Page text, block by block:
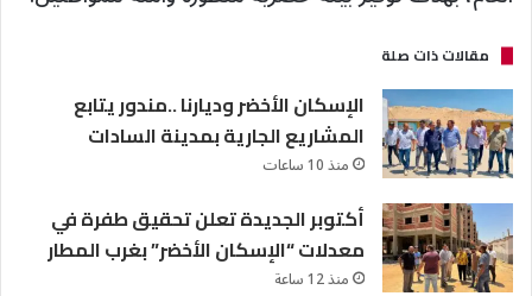
مقالات ذات صلة
الإسكان الأخضر وديارنا ..مندور يتابع
المشاريع الجارية بمدينة السادات
منذ 10 ساعات
أكتوبر الجديدة تعلن تحقيق طفرة في
معدلات “الإسكان الأخضر” بغرب المطار
منذ 12 ساعة